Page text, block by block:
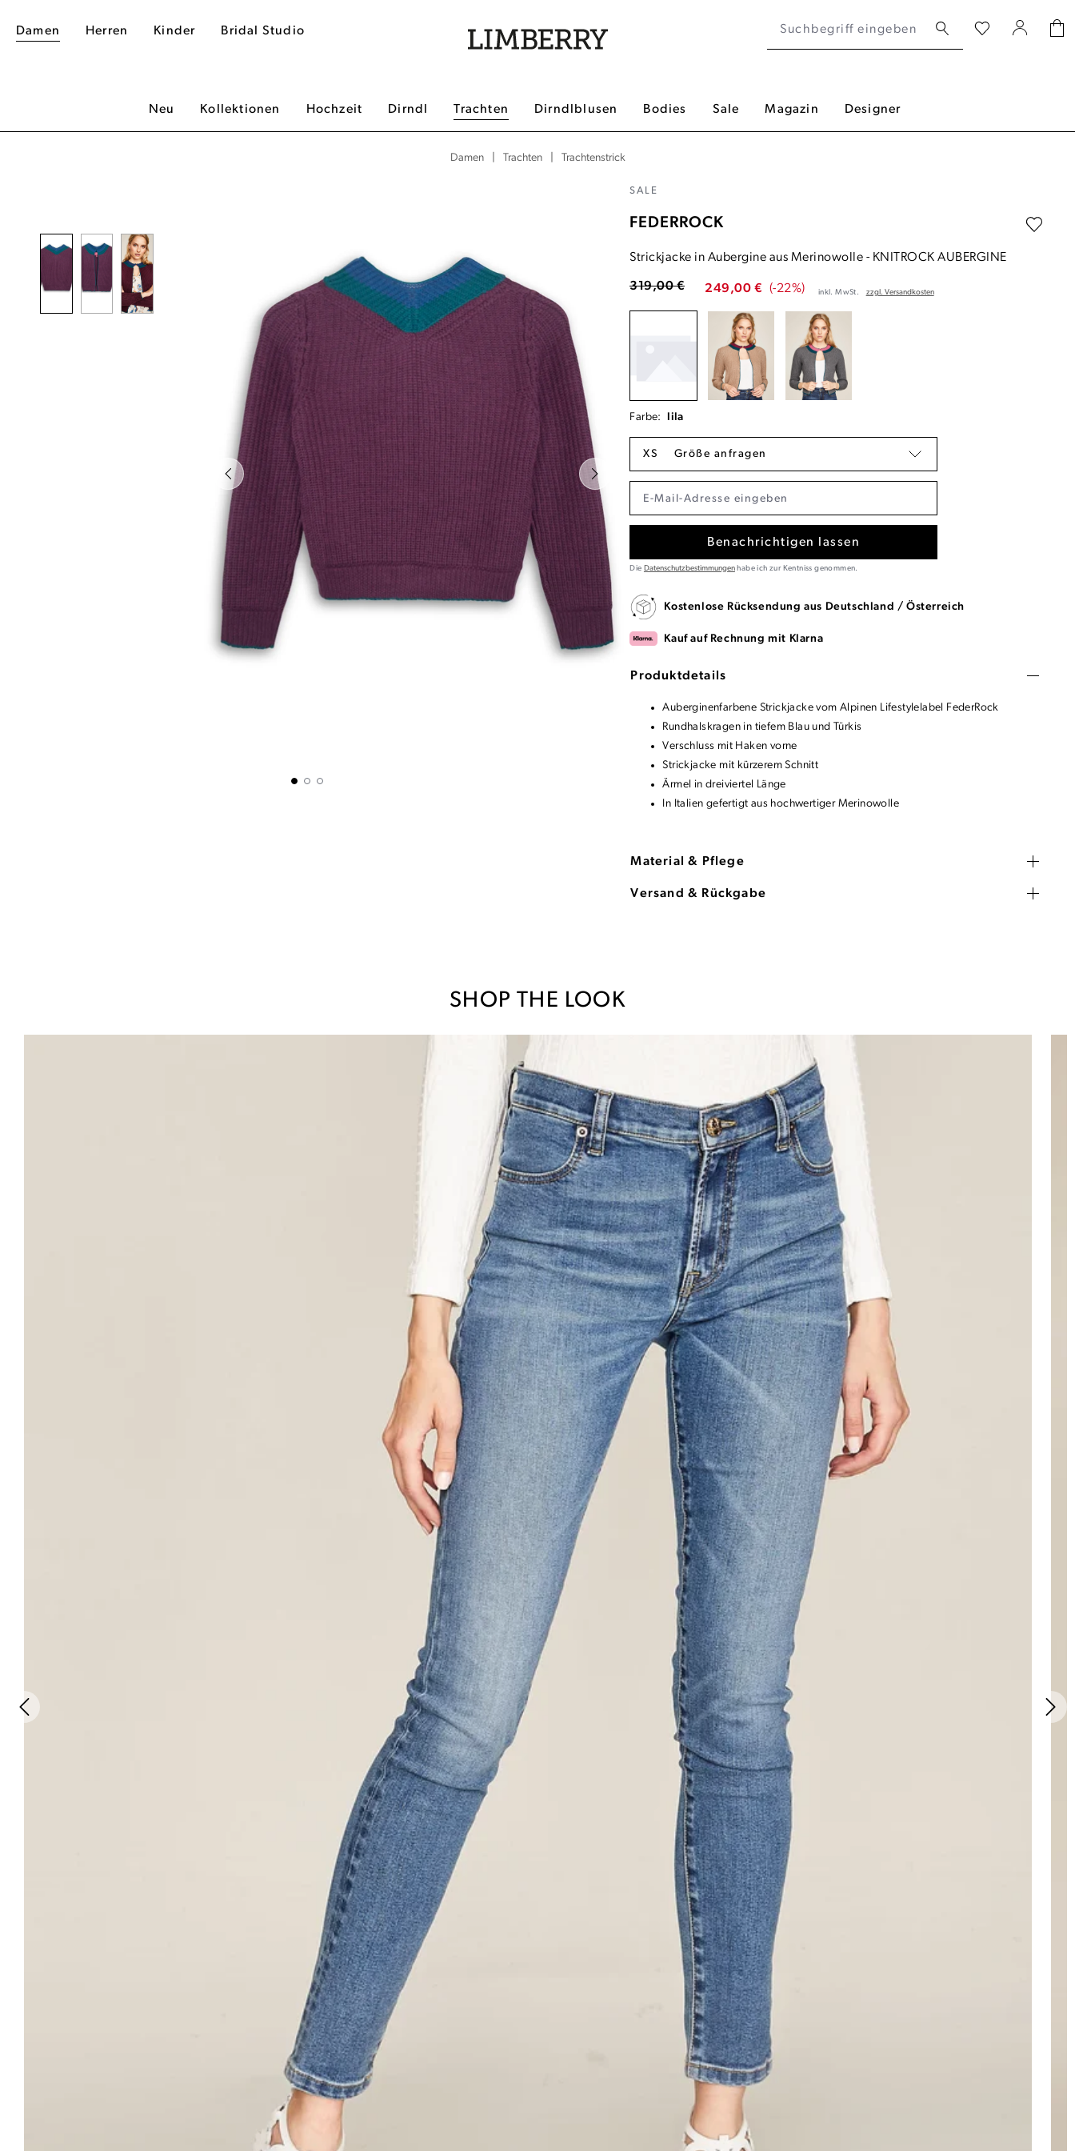
Damen Herren Kinder Bridal Studio
Neu Kollektionen Hochzeit Dirndl Trachten Dirndlblusen Bodies Sale Magazin Designer
Damen Trachten Trachtenstrick
SALE
FEDERROCK
Strickjacke in Aubergine aus Merinowolle - KNITROCK AUBERGINE
249,00 € (-22%)
319,00 € inkl. MwSt. zzgl. Versandkosten
Farbe: lila
XS Größe anfragen
Benachrichtigen lassen
Die Datenschutzbestimmungenhabe ich zur Kentniss genommen.
Kostenlose Rücksendung aus Deutschland / Österreich
Kauf auf Rechnung mit Klarna
Produktdetails
Auberginenfarbene Strickjacke vom Alpinen Lifestylelabel FederRock
Rundhalskragen in tiefem Blau und Türkis
Verschluss mit Haken vorne
Strickjacke mit kürzerem Schnitt
Ärmel in dreiviertel Länge
In Italien gefertigt aus hochwertiger Merinowolle
Material & Pflege
Versand & Rückgabe
SHOP THE LOOK